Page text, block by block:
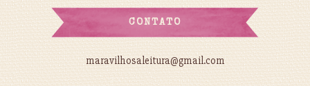
CONTATO
maravilhosaleitura@gmail.com